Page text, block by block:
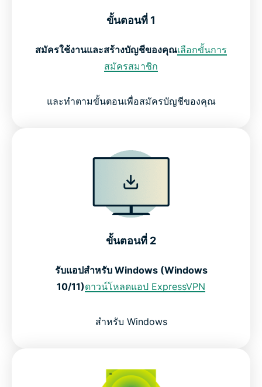
ขั้นตอนที่ 1
สมัครใช้งานและสร้างบัญชีของคุณเลือกขั้นการ
สมัครสมาชิก
และทำตามขั้นตอนเพื่อสมัครบัญชีของคุณ
ขั้นตอนที่ 2
รับแอปสำหรับ Windows (Windows
10/11)ดาวน์โหลดแอป ExpressVPN
สำหรับ Windows